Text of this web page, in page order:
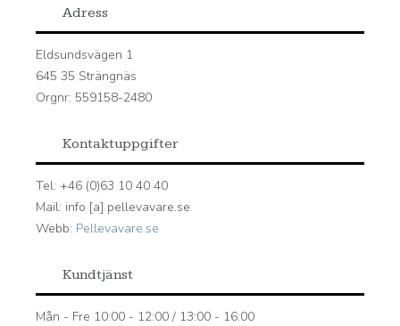
Adress
Eldsundsvägen 1
645 35 Strängnäs
Orgnr: 559158-2480
Kontaktuppgifter
Tel: +46 (0)63 10 40 40
Mail: info [a] pellevavare.se
Webb: Pellevavare.se
Kundtjänst
Mån - Fre 10:00 - 12:00 / 13:00 - 16:00